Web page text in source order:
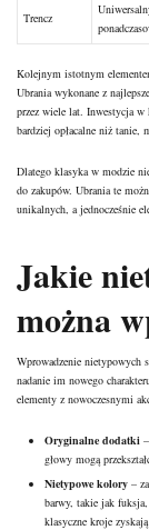
Trencz
Kolejnym istotnym
Ubrania wykonane z
przez wiele lat. Inwestycja w
bardziej opłacalne niż tanie,
Dlatego klasyka w modzie
do zakupów. Ubrania te
unikalnych, a jednocześnie
Jakie
można
Wprowadzenie
nadanie im nowego
elementy z nowoczesnymi
Oryginalne dodatki
głowy mogą
Nietypowe kolory –
barwy, takie jak fuksja,
klasyczne kroje